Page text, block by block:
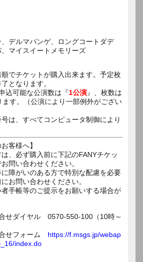
デルマパンゲ、ロングコートダデ
マイスイートメモリーズ
順でチケットが購入出来ます。予定枚
となります。
込可能な公演数は『1公演』、枚数は
ます。（公演により一部例外がござい
号は、すべてコンピュータ制御により
客様へ】
、必ず購入前に下記のFANYチケッ
問い合わせください。
障がいのある方で特別な配慮を必要
お問い合わせください。
手帳等のご提示をお願いする場合が
せダイヤル 0570-550-100（10時～
せフォーム https://f.msgs.jp/webap
index.do